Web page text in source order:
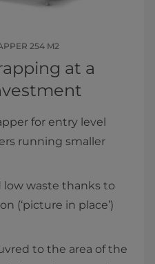
254 M2
at a
for entry level
running smaller
low waste thanks to
(‘picture in place’)
to the area of the